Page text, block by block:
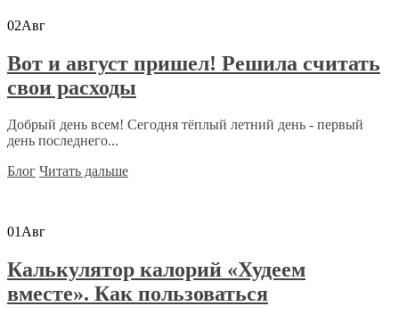
02Авг
Вот и август пришел! Решила считать
свои расходы
Добрый день всем! Сегодня тёплый летний день - первый
день последнего...
Блог Читать дальше
01Авг
Калькулятор калорий «Худеем
вместе». Как пользоваться